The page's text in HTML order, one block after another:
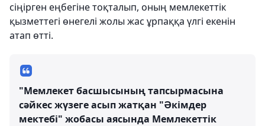
сіңірген еңбегіне тоқталып, оның мемлекеттік
қызметтегі өнегелі жолы жас ұрпаққа үлгі екенін
атап өтті.
"Мемлекет басшысының тапсырмасына
сәйкес жүзеге асып жатқан "Әкімдер
мектебі" жобасы аясында Мемлекеттік